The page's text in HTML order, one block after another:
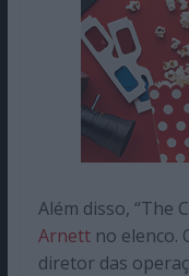
Além disso, “The
Arnettno elenco.
diretor das